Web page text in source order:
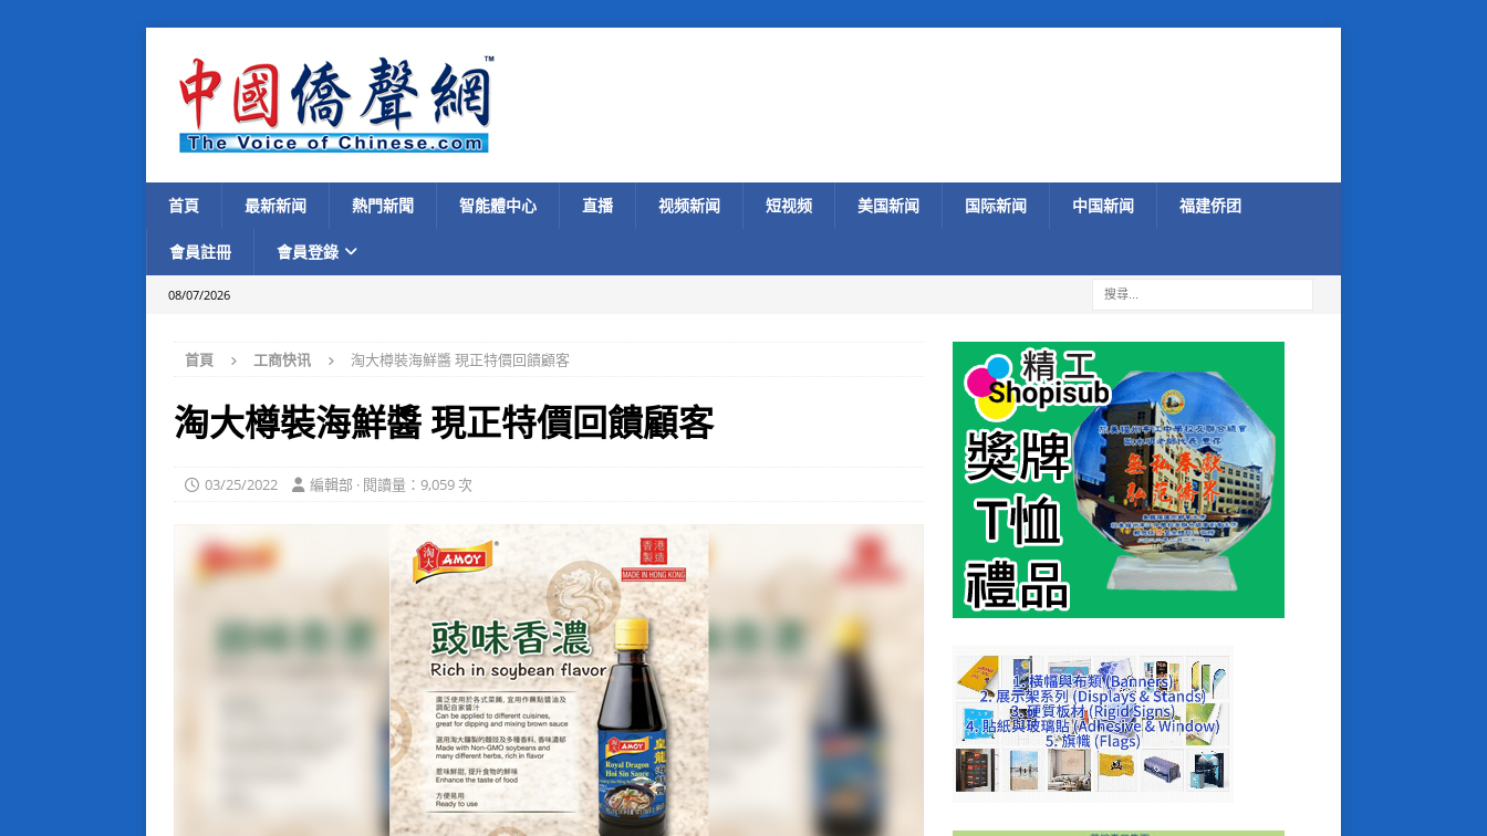
首頁 最新新闻 熱門新聞 智能體中心 直播 视频新闻 短视频 美国新闻 国际新闻 中国新闻 福建侨团
會員註冊 會員登錄
08/07/2026
首頁 工商快讯 淘大樽裝海鮮醬 現正特價回饋顧客
淘大樽裝海鮮醬 現正特價回饋顧客
03/25/2022 編輯部 · 閱讀量：9,059 次